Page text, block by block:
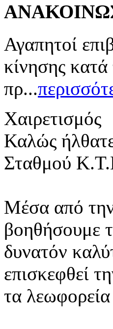
Αγαπητοί
κίνησης
πρ...
Χαιρετισμός
Καλώς
Σταθμού
Μέσα από την
βοηθήσουμε
δυνατόν
επισκεφθεί
τα